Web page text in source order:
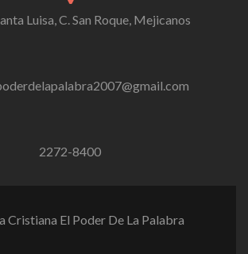
Luisa, C. San Roque, Mejicanos
2272-8400
Cristiana El Poder De La Palabra